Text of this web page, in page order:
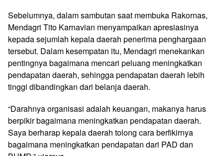
Sebelumnya, dalam sambutan saat membuka Rakornas,
Mendagri Tito Karnavian menyampaikan apresiasinya
kepada sejumlah kepala daerah penerima penghargaan
tersebut. Dalam kesempatan itu, Mendagri menekankan
pentingnya bagaimana mencari peluang meningkatkan
pendapatan daerah, sehingga pendapatan daerah lebih
tinggi dibandingkan dari belanja daerah.
“Darahnya organisasi adalah keuangan, makanya harus
berpikir bagaimana meningkatkan pendapatan daerah.
Saya berharap kepala daerah tolong cara berfikirnya
bagaimana meningkatkan pendapatan dari PAD dan